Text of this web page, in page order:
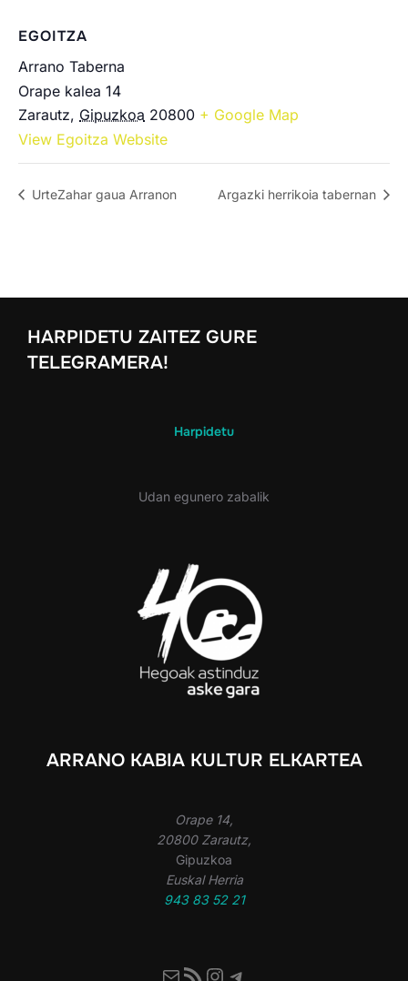
EGOITZA
Arrano Taberna
Orape kalea 14
Zarautz, Gipuzkoa 20800 + Google Map
View Egoitza Website
UrteZahar gaua Arranon Argazki herrikoia tabernan
HARPIDETU ZAITEZ GURE
TELEGRAMERA!
Harpidetu
Udan egunero zabalik
ARRANO KABIA KULTUR ELKARTEA
Orape 14,
20800 Zarautz,
Gipuzkoa
Euskal Herria
943 83 52 21
MailRSS FeedInstagram
Telegram